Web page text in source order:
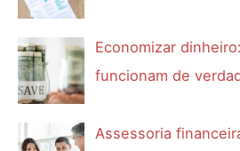
Economizar
funcionam de
Assessoria